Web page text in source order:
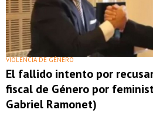
VIOLENCIA DE GÉNERO
El fallido intento por
fiscal de Género por
Gabriel Ramonet)